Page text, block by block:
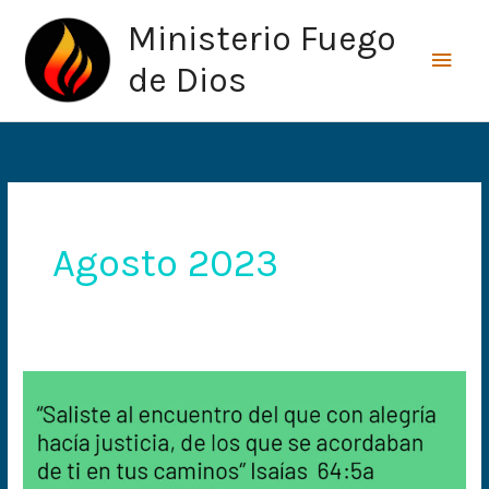
contenido
Ministerio Fuego
de Dios
Agosto 2023
salió
su